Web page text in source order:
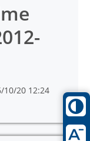
10/20 12:24